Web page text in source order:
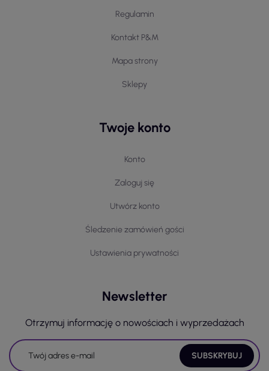
Regulamin
Kontakt P&M
Mapa strony
Sklepy
Twoje konto
Konto
Zaloguj się
Utwórz konto
Śledzenie zamówień gości
Ustawienia prywatności
Newsletter
Otrzymuj informację o nowościach i wyprzedażach